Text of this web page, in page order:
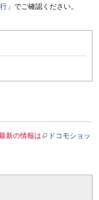
」でご確認ください。
新の情報は
ドコモショッ